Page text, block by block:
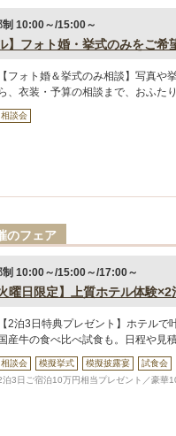
10:00～/15:00～
】フォト婚・挙式のみをご希
【フォト婚＆挙式のみ相談】写真
ら、衣装・予算の相談まで、おふた
相談会
のフェア
10:00～/15:00～/17:00～
火曜日限定】上質ホテル体験
【2泊3日特典プレゼント】ホテル
国産牛の食べ比べ試食も。日程や
相談会 模擬挙式 模擬披露宴
試食会
泊3日ご宿泊10万円相当プレゼント／豪華